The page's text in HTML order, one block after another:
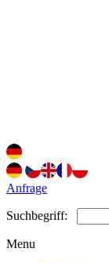
Anfrage
Suchbegriff:
Menu